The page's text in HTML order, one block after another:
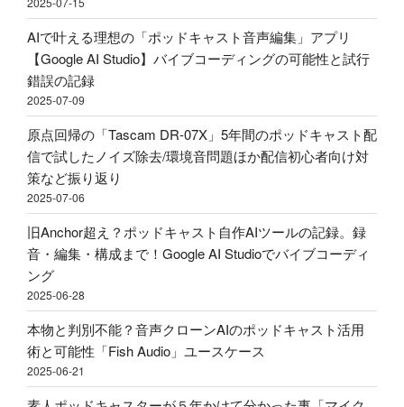
ら
い
に
す
べ
き？
外
部
か
ら
Spotify
ビ
デ
オ
ポ
ッ
ド
キ
声
収
録
&
ポ
ッ
ド
キ
ャ
ス
ト
投
稿
–
Google
AI
Studio"
の
イ
ル！？
配
信・
ポ
ッ
ド
キ
ャ
ス
ト
用
マ
イ
ク
ア
ー
ム
AIで叶える理想の「ポッドキャスト音声編集」アプリ
【Google AI Studio】バイブコーディングの可能性と試行
錯誤の記録
2025-07-09
原点回帰の「Tascam DR-07X」5年間のポッドキャスト配
信で試したノイズ除去/環境音問題ほか配信初心者向け対
策など振り返り
2025-07-06
旧Anchor超え？ポッドキャスト自作AIツールの記録。録
音・編集・構成まで！Google AI Studioでバイブコーディ
ング
2025-06-28
本物と判別不能？音声クローンAIのポッドキャスト活用
術と可能性「Fish Audio」ユースケース
2025-06-21